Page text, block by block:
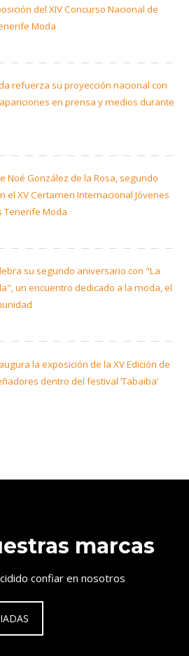
del XIV Concurso Nacional de
Moda
refuerza su proyección nacional con
en prensa y medios durante
Noé González de la Rosa, segundo
el XV Certamen Internacional Jóvenes
Tenerife Moda
su segundo aniversario con "La
un encuentro dedicado a la moda, el
la exposición de la XV Edición de
dentro del festival ‘Tabaiba’
marcas
confiar en nosotros